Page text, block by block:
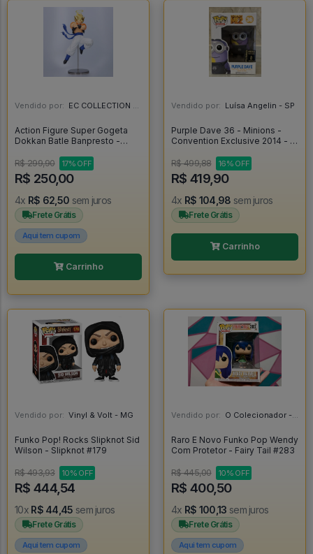
Vendido por: EC COLLECTION - SP
Action Figure Super Gogeta
Dokkan Batle Banpresto -
R$ 299,90
17% OFF
R$ 250,00
4x R$ 62,50 sem juros
Frete Grátis
Aqui tem cupom
Carrinho
Vendido por: Luísa Angelin - SP
Purple Dave 36 - Minions -
Convention Exclusive 2014 - -
R$ 499,88
16% OFF
R$ 419,90
4x R$ 104,98 sem juros
Frete Grátis
Carrinho
Vendido por: Vinyl & Volt - MG
Funko Pop! Rocks Slipknot Sid
Wilson - Slipknot #179
R$ 493,93 10% OFF
R$ 444,54
10x R$ 44,45 sem juros
Frete Grátis
Aqui tem cupom
Vendido por: O Colecionador - SP
Raro E Novo Funko Pop Wendy
Com Protetor - Fairy Tail #283
R$ 445,00 10% OFF
R$ 400,50
4x R$ 100,13 sem juros
Frete Grátis
Aqui tem cupom